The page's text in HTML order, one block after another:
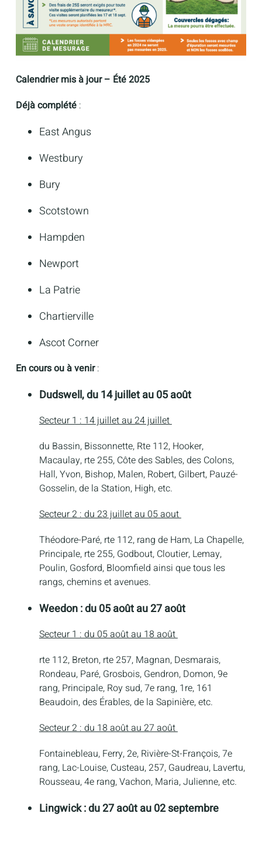
Calendrier mis à jour – Été 2025
Déjà complété:
East Angus
Westbury
Bury
Scotstown
Hampden
Newport
La Patrie
Chartierville
Ascot Corner
En cours ou à venir:
Dudswell, du 14 juillet au 05 août
Secteur 1 : 14 juillet au 24 juillet
du Bassin, Bissonnette, Rte 112, Hooker,
Macaulay, rte 255, Côte des Sables, des Colons,
Hall, Yvon, Bishop, Malen, Robert, Gilbert, Pauzé-
Gosselin, de la Station, High, etc.
Secteur 2 : du 23 juillet au 05 aout
Théodore-Paré, rte 112, rang de Ham, La Chapelle,
Principale, rte 255, Godbout, Cloutier, Lemay,
Poulin, Gosford, Bloomfield ainsi que tous les
rangs, chemins et avenues.
Weedon : du 05 août au 27 août
Secteur 1 : du 05 août au 18 août
rte 112, Breton, rte 257, Magnan, Desmarais,
Rondeau, Paré, Grosbois, Gendron, Domon, 9e
rang, Principale, Roy sud, 7e rang, 1re, 161
Beaudoin, des Érables, de la Sapinière, etc.
Secteur 2 : du 18 août au 27 août
Fontainebleau, Ferry, 2e, Rivière-St-François, 7e
rang, Lac-Louise, Custeau, 257, Gaudreau, Lavertu,
Rousseau, 4e rang, Vachon, Maria, Julienne, etc.
Lingwick : du 27 août au 02 septembre